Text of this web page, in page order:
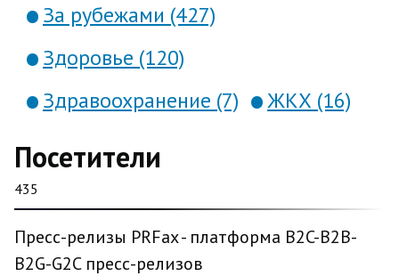
За рубежами (427)
Здоровье (120)
Здравоохранение (7)
ЖКХ (16)
Посетители
435
Пресс-релизы PRFax - платформа B2C-B2B-
B2G-G2C пресс-релизов